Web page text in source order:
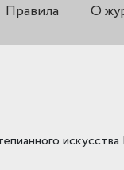
Правила О